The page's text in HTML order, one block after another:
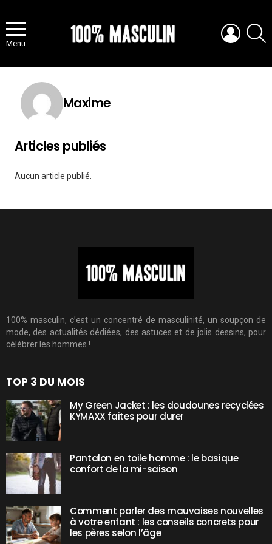
Menu
LOGIN
Maxime
Articles publiés
Aucun article publié.
100% masculin, c’est un concentré de masculinité, un soupçon de
mode, des actualités dédiées, des astuces et de jolis dessins, pour
célébrer les hommes !
TOP 3 DU MOIS
My Green Jacket : les doudounes recyclées
KYMAXX faites pour durer
Pantalon en toile homme : le basique
confort de la mi-saison
Comment parler des mauvaises nouvelles
à votre enfant : les conseils concrets pour
les pères selon l’âge